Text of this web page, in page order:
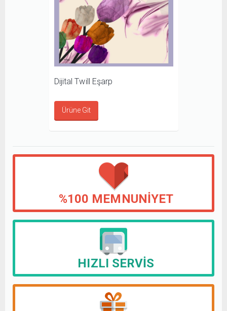
Dijital Twill Eşarp
Ürüne Git
%100 MEMNUNIYET
HIZLI SERVIS